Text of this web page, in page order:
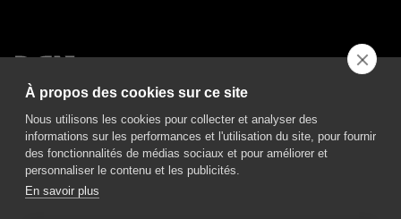
50013 Campi Bisenzio Firenze - Italy
À propos des cookies sur ce site
Nous utilisons les cookies pour collecter et analyser des
informations sur les performances et l'utilisation du site, pour fournir
des fonctionnalités de médias sociaux et pour améliorer et
personnaliser le contenu et les publicités.
En savoir plus